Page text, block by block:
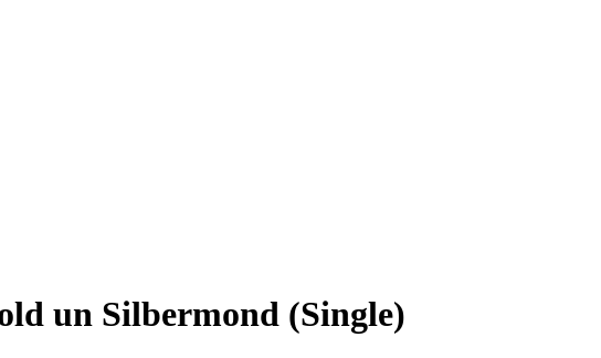
un Silbermond (Single)